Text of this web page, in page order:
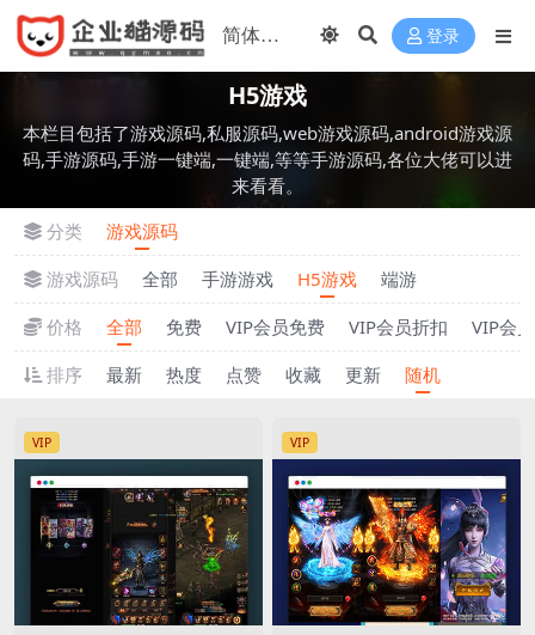
登录
H5游戏
本栏目包括了游戏源码,私服源码,web游戏源码,android游戏源
码,手游源码,手游一键端,一键端,等等手游源码,各位大佬可以进
来看看。
分类
游戏源码
游戏源码
全部 手游游戏 H5游戏
端游
价格
全部 免费 VIP会员免费 VIP会员折扣
VIP会
排序
最新 热度 点赞 收藏 更新 随机
VIP VIP